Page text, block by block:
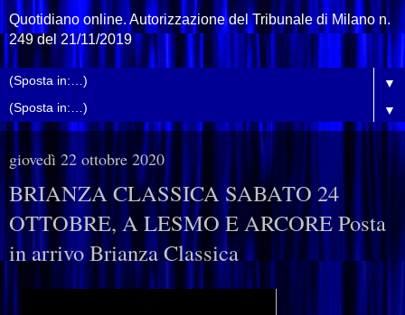
Quotidiano online. Autorizzazione del Tribunale di Milano n.
249 del 21/11/2019
▼
▼
giovedì 22 ottobre 2020
BRIANZA CLASSICA SABATO 24
OTTOBRE, A LESMO E ARCORE Posta
in arrivo Brianza Classica